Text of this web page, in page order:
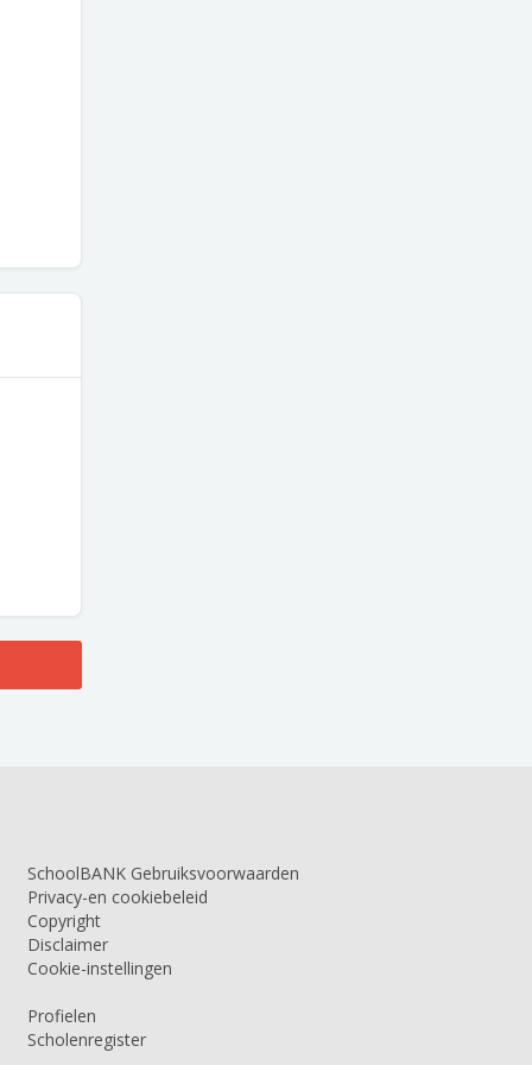
SchoolBANK Gebruiksvoorwaarden
Privacy-en cookiebeleid
Copyright
Disclaimer
Cookie-instellingen
Profielen
Scholenregister